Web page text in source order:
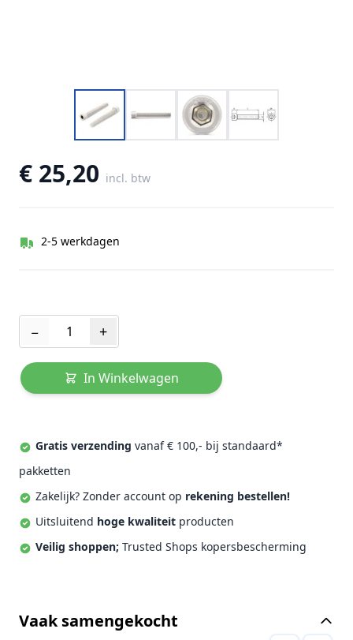
€ 25,20 incl. btw
2-5 werkdagen
− +
In Winkelwagen
Gratis verzending vanaf € 100,- bij standaard*
pakketten
Zakelijk? Zonder account op rekening bestellen!
Uitsluitend hoge kwaliteit producten
Veilig shoppen; Trusted Shops kopersbescherming
Vaak samengekocht